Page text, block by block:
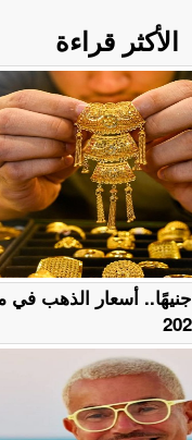
الأكثر قراءة
عيار 24 يسجل 6834 جنيهًا.. أسعار